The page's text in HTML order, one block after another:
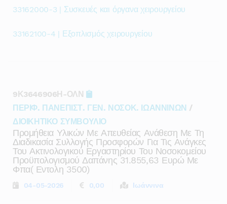
33162000-3 | Συσκευές και όργανα χειρουργείου
33162100-4 | Εξοπλισμός χειρουργείου
9Κ3646906Η-ΟΛΝ
ΠΕΡΙΦ. ΠΑΝΕΠΙΣΤ. ΓΕΝ. ΝΟΣΟΚ. ΙΩΑΝΝΙΝΩΝ /
ΔΙΟΙΚΗΤΙΚΟ ΣΥΜΒΟΥΛΙΟ
Προμήθεια Υλικών Με Απευθείας Ανάθεση Με Τη
Διαδικασία Συλλογής Προσφορών Για Τις Ανάγκες
Του Ακτινολογικού Εργαστηρίου Του Νοσοκομείου
Προϋπολογισμού Δαπάνης 31.855,63 Ευρώ Με
Φπα( Εντολη 3500)
04-05-2026 0,00 Ιωάννινα